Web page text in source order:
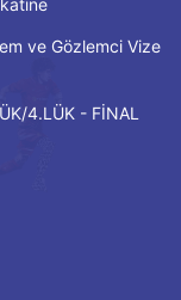
ve Gözlemci Vize
4.LÜK - FİNAL